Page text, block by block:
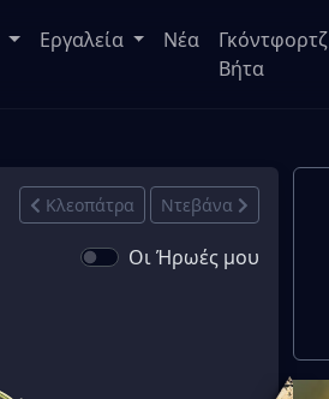
Εργαλεία Νέα
Γκόντφορτζ
Βήτα
Κλεοπάτρα Ντεβάνα
Οι Ήρωές μου